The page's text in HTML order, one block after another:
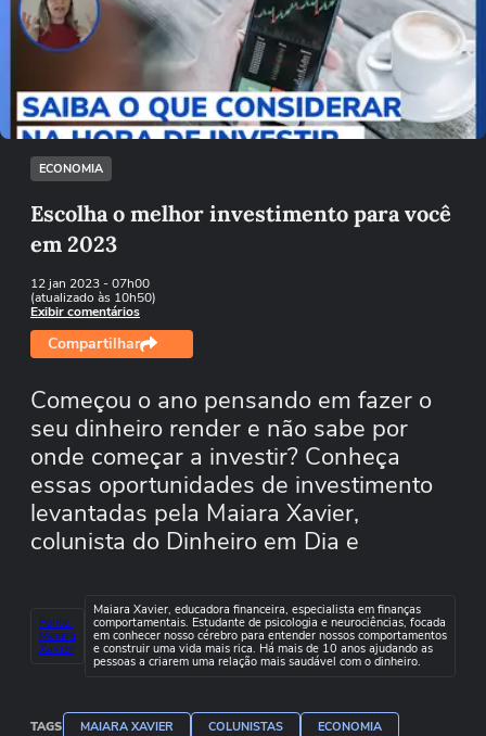
Não foi possível reproduzir o vídeo
Tentar novamente
ECONOMIA
Escolha o melhor investimento para você
em 2023
12 jan 2023- 07h00
(atualizado às 10h50)
Exibir comentários
Compartilhar
Começou o ano pensando em fazer o
seu dinheiro render e não sabe por
onde começar a investir? Conheça
essas oportunidades de investimento
levantadas pela Maiara Xavier,
colunista do Dinheiro em Dia e
Fonte:
Maiara
Xavier
Maiara Xavier, educadora financeira, especialista em finanças
comportamentais. Estudante de psicologia e neurociências, focada
em conhecer nosso cérebro para entender nossos comportamentos
e construir uma vida mais rica. Há mais de 10 anos ajudando as
pessoas a criarem uma relação mais saudável com o dinheiro.
TAGS MAIARA XAVIER COLUNISTAS ECONOMIA